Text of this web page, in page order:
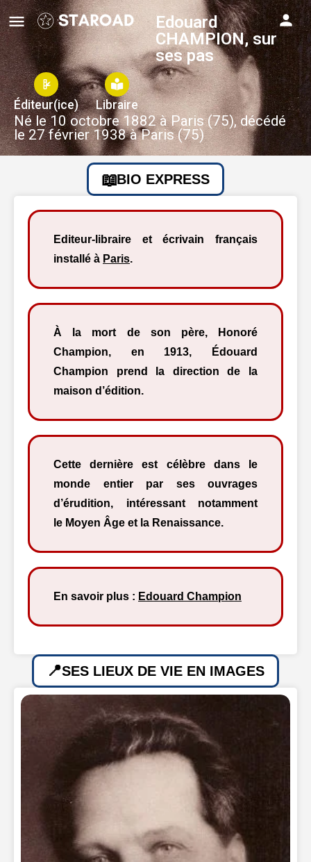
Edouard
CHAMPION, sur
ses pas
Éditeur(ice) Libraire
Né le 10 octobre 1882 à Paris (75), décédé
le 27 février 1938 à Paris (75)
BIO EXPRESS
Editeur-libraire et écrivain français
installé à Paris.
À la mort de son père, Honoré
Champion, en 1913, Édouard
Champion prend la direction de la
maison d’édition.
Cette dernière est célèbre dans le
monde entier par ses ouvrages
d’érudition, intéressant notamment
le Moyen Âge et la Renaissance.
En savoir plus : Edouard Champion
SES LIEUX DE VIE EN IMAGES